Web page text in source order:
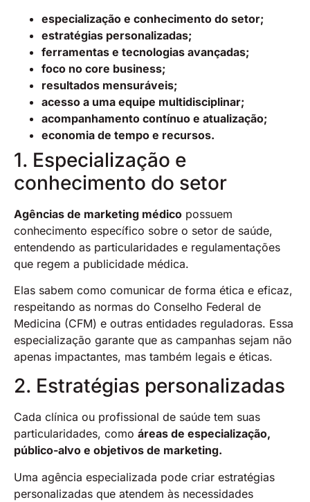
especialização e conhecimento do setor;
estratégias personalizadas;
ferramentas e tecnologias avançadas;
foco no core business;
resultados mensuráveis;
acesso a uma equipe multidisciplinar;
acompanhamento contínuo e atualização;
economia de tempo e recursos.
1. Especialização e
conhecimento do setor
Agências de marketing médico possuem
conhecimento específico sobre o setor de saúde,
entendendo as particularidades e regulamentações
que regem a publicidade médica.
Elas sabem como comunicar de forma ética e eficaz,
respeitando as normas do Conselho Federal de
Medicina (CFM) e outras entidades reguladoras. Essa
especialização garante que as campanhas sejam não
apenas impactantes, mas também legais e éticas.
2. Estratégias personalizadas
Cada clínica ou profissional de saúde tem suas
particularidades, como áreas de especialização,
público-alvo e objetivos de marketing.
Uma agência especializada pode criar estratégias
personalizadas que atendem às necessidades